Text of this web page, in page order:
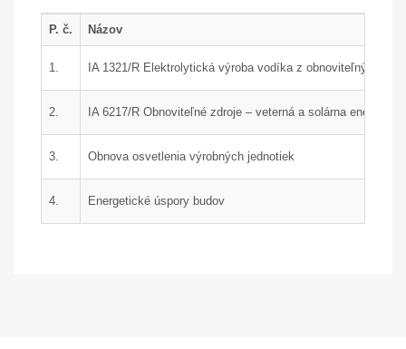
P. č. Názov
1. IA 1321/R Elektrolytická výroba vodíka z obnoviteľných
2. IA 6217/R Obnoviteľné zdroje – veterná a solárna energia.
3. Obnova osvetlenia výrobných jednotiek
4. Energetické úspory budov